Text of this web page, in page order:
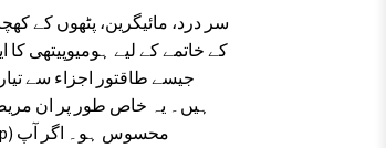
کے خاتمے کے لیے ہومیوپیتھی کا
جیسے طاقتور اجزاء سے
ہیں۔ یہ خاص طور پر ان